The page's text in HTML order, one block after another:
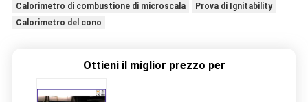
Calorimetro di combustione di microscala
Prova di Ignitability
Calorimetro del cono
Ottieni il miglior prezzo per